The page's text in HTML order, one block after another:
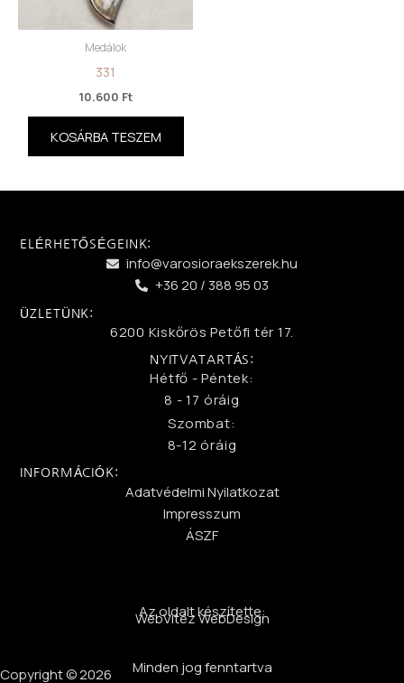
Medálok
331
10.600 Ft
KOSÁRBA TESZEM
ELÉRHETŐSÉGEINK:
info@varosioraekszerek.hu
+36 20 / 388 95 03
ÜZLETÜNK:
6200 Kiskőrös Petőfi tér 17.
NYITVATARTÁS:
Hétfő - Péntek:
8 - 17 óráig
Szombat:
8-12 óráig
INFORMÁCIÓK:
Adatvédelmi Nyilatkozat
Impresszum
ÁSZF
Az oldalt készítette:
WebVitéz WebDesign
Minden jog fenntartva
Copyright © 2026